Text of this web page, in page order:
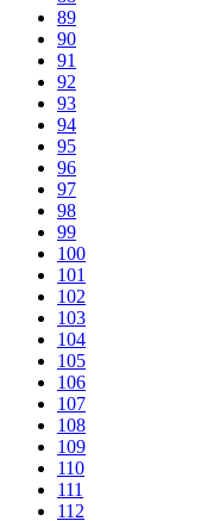
89
90
91
92
93
94
95
96
97
98
99
100
101
102
103
104
105
106
107
108
109
110
111
112